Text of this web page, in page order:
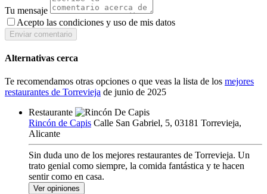
Tu mensaje
Acepto las condiciones y uso de mis datos
Enviar comentario
Alternativas cerca
Te recomendamos otras opciones o que veas la lista de los mejores
restaurantes de Torrevieja de junio de 2025
Restaurante
Rincón de Capis Calle San Gabriel, 5, 03181 Torrevieja,
Alicante
Sin duda uno de los mejores restaurantes de Torrevieja. Un
trato genial como siempre, la comida fantástica y te hacen
sentir como en casa.
Ver opiniones